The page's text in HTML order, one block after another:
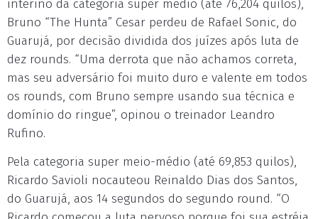
interino da categoria super médio (até 76,204 quilos),
Bruno “The Hunta” Cesar perdeu de Rafael Sonic, do
Guarujá, por decisão dividida dos juízes após luta de
dez rounds. “Uma derrota que não achamos correta,
mas seu adversário foi muito duro e valente em todos
os rounds, com Bruno sempre usando sua técnica e
domínio do ringue”, opinou o treinador Leandro
Rufino.
Pela categoria super meio-médio (até 69,853 quilos),
Ricardo Savioli nocauteou Reinaldo Dias dos Santos,
do Guarujá, aos 14 segundos do segundo round. “O